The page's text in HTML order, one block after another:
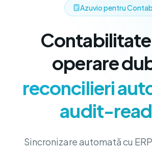
Azuvio pentru
operare
reconcilieri
audit-
Sincronizare automată cu